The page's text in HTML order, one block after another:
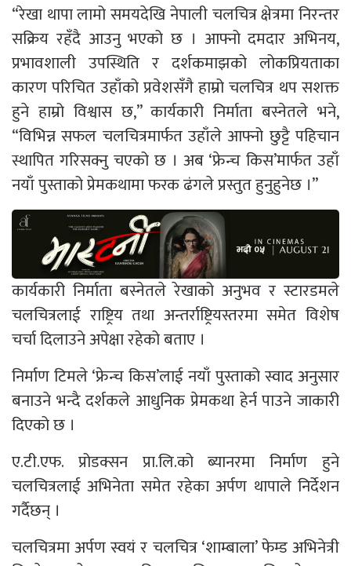
“रेखा थापा लामो समयदेखि नेपाली चलचित्र क्षेत्रमा निरन्तर
सक्रिय रहँदै आउनु भएको छ । आफ्नो दमदार अभिनय,
प्रभावशाली उपस्थिति र दर्शकमाझको लोकप्रियताका
कारण परिचित उहाँको प्रवेशसँगै हाम्रो चलचित्र थप सशक्त
हुने हाम्रो विश्वास छ,” कार्यकारी निर्माता बस्नेतले भने,
“विभिन्न सफल चलचित्रमार्फत उहाँले आफ्नो छुट्टै पहिचान
स्थापित गरिसक्नु चएको छ । अब ‘फ्रेन्च किस’मार्फत उहाँ
नयाँ पुस्ताको प्रेमकथामा फरक ढंगले प्रस्तुत हुनुहुनेछ ।”
कार्यकारी निर्माता बस्नेतले रेखाको अनुभव र स्टारडमले
चलचित्रलाई राष्ट्रिय तथा अन्तर्राष्ट्रियस्तरमा समेत विशेष
चर्चा दिलाउने अपेक्षा रहेको बताए ।
निर्माण टिमले ‘फ्रेन्च किस’लाई नयाँ पुस्ताको स्वाद अनुसार
बनाउने भन्दै दर्शकले आधुनिक प्रेमकथा हेर्न पाउने जाकारी
दिएको छ ।
ए.टी.एफ. प्रोडक्सन प्रा.लि.को ब्यानरमा निर्माण हुने
चलचित्रलाई अभिनेता समेत रहेका अर्पण थापाले निर्देशन
गर्दैछन् ।
चलचित्रमा अर्पण स्वयं र चलचित्र ‘शाम्बाला’ फेम्ड अभिनेत्री